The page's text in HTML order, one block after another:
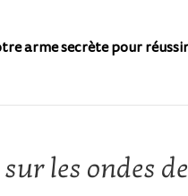
arme secrète pour
les ondes